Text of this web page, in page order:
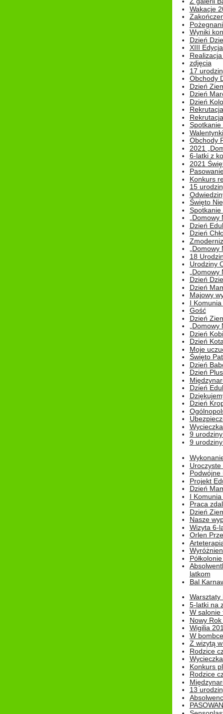
Wakacje
Wyniki
Dzień
XIII
zdjęcia
17
Obchody
Dzień
Dzień
Dzień
Rekrutacja
Spotkanie
Obchody
2021
6-latki z
2021
Konkurs
15
Święto
Spotkanie
Dzień
Dzień
18
Urodziny
Dzień
Dzień
Majowy
I
Gość
Dzień
Dzień
Dzień
Moje
Święto
Dzień
Dzień
Dzień
Dzień
9
9
Podwójne
Projekt
Dzień
I
Praca
Dzień
Nasze
Wizyta 6-
Orlen
latkom
Bal
Warsztaty
5-latki na
W salonie
Nowy
Wigilia
W bombce
Z wizytą
Rodzice
Konkurs
Rodzice
13